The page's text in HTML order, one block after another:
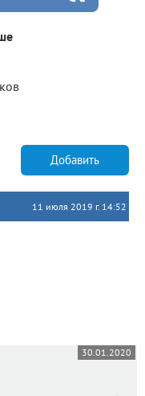
Добавить
11 июля 2019 г. 14:52
30.01.2020